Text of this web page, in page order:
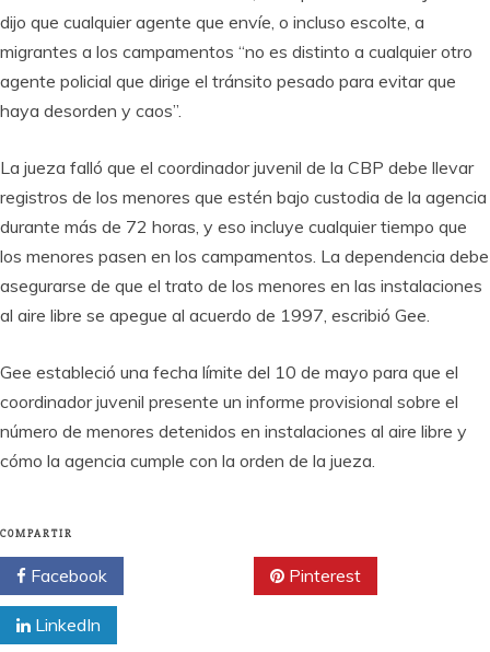
dijo que cualquier agente que envíe, o incluso escolte, a
migrantes a los campamentos “no es distinto a cualquier otro
agente policial que dirige el tránsito pesado para evitar que
haya desorden y caos”.
La jueza falló que el coordinador juvenil de la CBP debe llevar
registros de los menores que estén bajo custodia de la agencia
durante más de 72 horas, y eso incluye cualquier tiempo que
los menores pasen en los campamentos. La dependencia debe
asegurarse de que el trato de los menores en las instalaciones
al aire libre se apegue al acuerdo de 1997, escribió Gee.
Gee estableció una fecha límite del 10 de mayo para que el
coordinador juvenil presente un informe provisional sobre el
número de menores detenidos en instalaciones al aire libre y
cómo la agencia cumple con la orden de la jueza.
COMPARTIR
Facebook Pinterest
LinkedIn